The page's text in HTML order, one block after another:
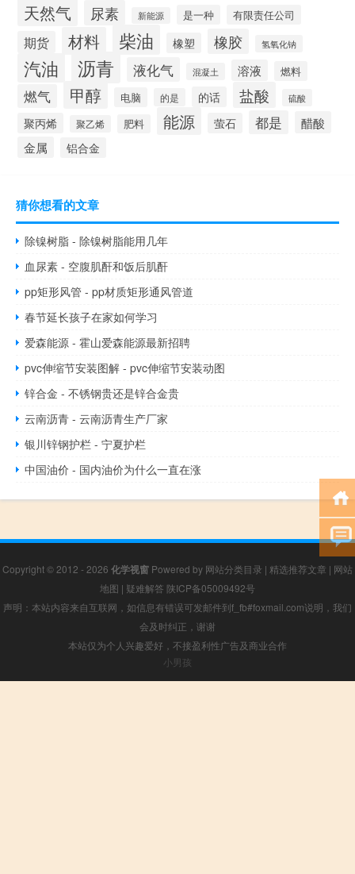
天然气 尿素 新能源 是一种 有限责任公司
期货 材料 柴油 橡塑 橡胶 氢氧化钠
汽油 沥青 液化气 混凝土 溶液 燃料
燃气 甲醇 电脑 的是 的话 盐酸 硫酸
聚丙烯 聚乙烯 肥料 能源 萤石 都是 醋酸
金属 铝合金
猜你想看的文章
除镍树脂 - 除镍树脂能用几年
血尿素 - 空腹肌酐和饭后肌酐
pp矩形风管 - pp材质矩形通风管道
春节延长孩子在家如何学习
爱森能源 - 霍山爱森能源最新招聘
pvc伸缩节安装图解 - pvc伸缩节安装动图
锌合金 - 不锈钢贵还是锌合金贵
云南沥青 - 云南沥青生产厂家
银川锌钢护栏 - 宁夏护栏
中国油价 - 国内油价为什么一直在涨
Copyright © 2012 - 2026 化学视窗 Powered by 网站分类目录 | 精选推荐文章 | 网站
地图 | 疑难解答 陕ICP备05009492号
声明：本站内容来自互联网，如信息有错误可发邮件到f_fb#foxmail.com说明，我们
会及时纠正，谢谢
本站仅为个人兴趣爱好，不接盈利性广告及商业合作
小男孩